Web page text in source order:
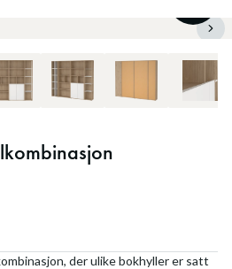
der ulike bokhyller er satt